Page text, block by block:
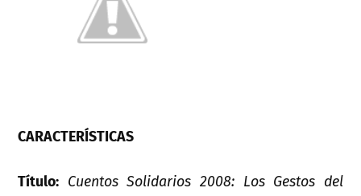
CARACTERÍSTICAS
Título: Cuentos Solidarios 2008: Los Gestos del